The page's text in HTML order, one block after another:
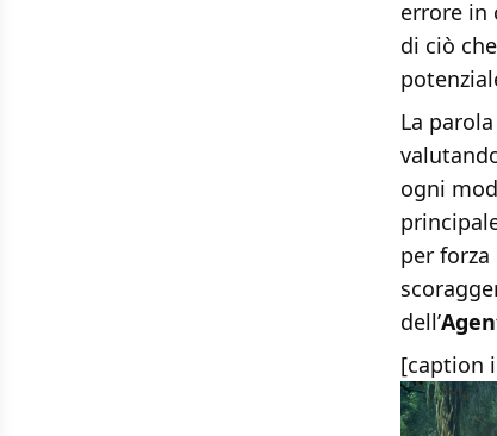
errore in
di ciò che
La
ogni
per
dell’
[caption